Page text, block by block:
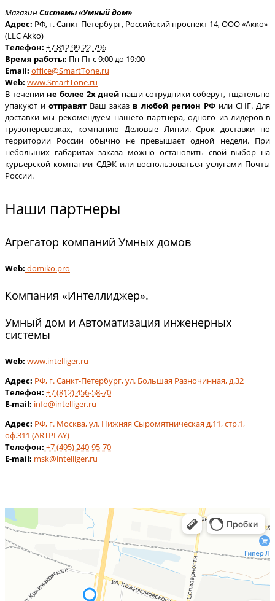
МагазинСистемы «Умный дом»
Адрес: РФ, г. Санкт-Петербург, Российский проспект 14, ООО «Акко»
(LLC Akko)
Телефон: +7 812 99-22-796
Время работы: Пн-Пт с 9:00 до 19:00
Email: office@SmartTone.ru
Web: www.SmartTone.ru
В течении не более 2х дней наши сотрудники соберут, тщательно
упакуют иотправят Ваш заказ в любой регион РФили СНГ. Для
доставки мы рекомендуем нашего партнера, одного из лидеров в
грузоперевозках, компанию Деловые Линии. Срок доставки по
территории России обычно не превышает одной недели. При
небольших габаритах заказа можно остановить свой выбор на
курьерской компании СДЭК или воспользоваться услугами Почты
России.
Наши партнеры
Агрегатор компаний Умных домов
Web: domiko.pro
Компания «Интеллиджер».
Умный дом и Автоматизация инженерных
системы
Web: www.intelliger.ru
Адрес: РФ, г. Санкт-Петербург,ул. Большая Разночинная, д.32
Телефон: +7 (812) 456-58-70
E-mail: info@intelliger.ru
Адрес: РФ, г. Москва,ул. Нижняя Сыромятническая д.11, стр.1,
оф.311 (ARTPLAY)
Телефон: +7 (495) 240-95-70
E-mail: msk@intelliger.ru